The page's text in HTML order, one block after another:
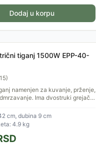
Dodaj u korpu
tiganj 1500W EPP-40-
15)
namenjen za kuvanje, prženje,
Ima dvostruki grejač
cm, dubina 9 cm
4.9 kg